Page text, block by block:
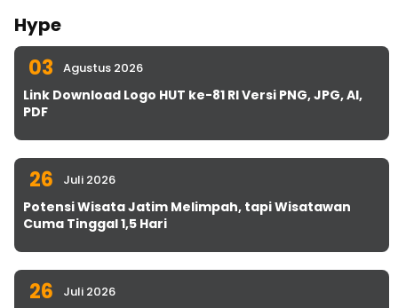
Hype
03 Agustus 2026
Link Download Logo HUT ke-81 RI Versi PNG, JPG, AI,
PDF
26 Juli 2026
Potensi Wisata Jatim Melimpah, tapi Wisatawan
Cuma Tinggal 1,5 Hari
26 Juli 2026